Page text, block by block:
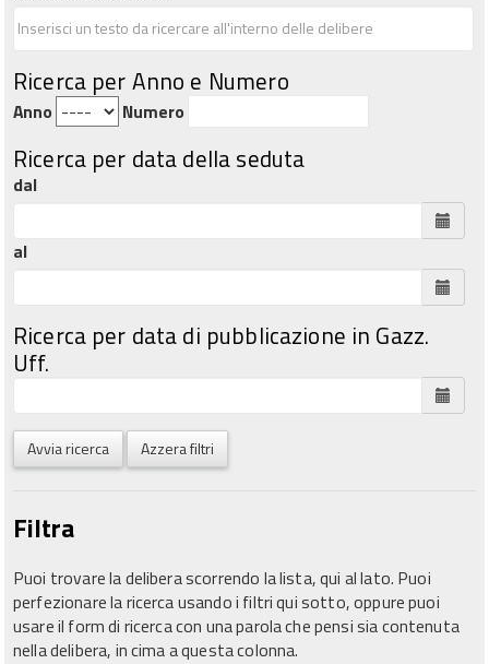
Ricerca per Anno e Numero
Anno Numero
Ricerca per data della seduta
dal
al
Ricerca per data di pubblicazione in Gazz.
Uff.
Avvia ricerca Azzera filtri
Filtra
Puoi trovare la delibera scorrendo la lista, qui al lato. Puoi
perfezionare la ricerca usando i filtri qui sotto, oppure puoi
usare il form di ricerca con una parola che pensi sia contenuta
nella delibera, in cima a questa colonna.